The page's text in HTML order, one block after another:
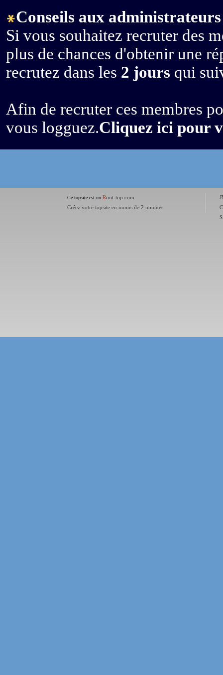
Conseils aux
Si vous souhaitez recruter des
plus de chances d'obtenir une
recrutez dans les 2 jours qui
Afin de recruter ces membres
vous logguez.Cliquez ici pour
Ce topsite est un Root-top.com
Créez votre topsite en moins de 2 minutes